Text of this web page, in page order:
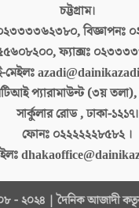
চট্টগ্রাম।
বিজ্ঞাপনঃ
ফ্যাক্সঃ
মেইলঃ
প্যারামাউন্ট (৩য় তলা),
সার্কুলার রোড , ঢাকা-১২১৭।
ফোনঃ ০২২২২২২৮৫৮২ ।
- ২০২৪ | দৈনিক আজাদী কতৃক